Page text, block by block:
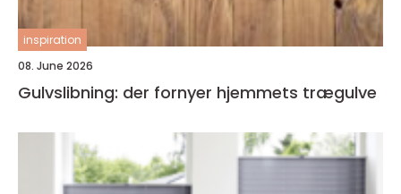
inspiration
08. June 2026
Gulvslibning: der fornyer hjemmets trægulve